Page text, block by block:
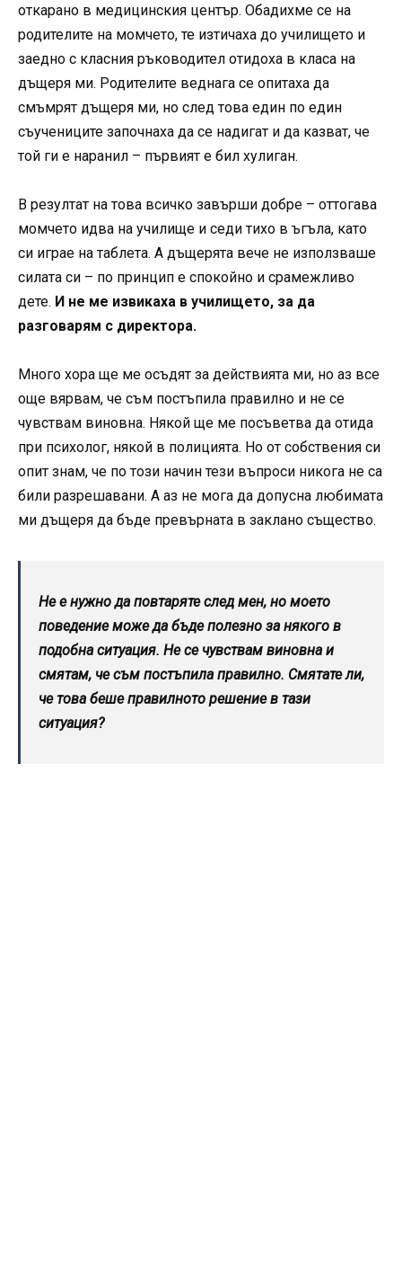
откарано в медицинския център. Обадихме се на
родителите на момчето, те изтичаха до училището и
заедно с класния ръководител отидоха в класа на
дъщеря ми. Родителите веднага се опитаха да
смъмрят дъщеря ми, но след това един по един
съучениците започнаха да се надигат и да казват, че
той ги е наранил – първият е бил хулиган.
В резултат на това всичко завърши добре – оттогава
момчето идва на училище и седи тихо в ъгъла, като
си играе на таблета. А дъщерята вече не използваше
силата си – по принцип е спокойно и срамежливо
дете. И не ме извикаха в училището, за да
разговарям с директора.
Много хора ще ме осъдят за действията ми, но аз все
още вярвам, че съм постъпила правилно и не се
чувствам виновна. Някой ще ме посъветва да отида
при психолог, някой в полицията. Но от собствения си
опит знам, че по този начин тези въпроси никога не са
били разрешавани. А аз не мога да допусна любимата
ми дъщеря да бъде превърната в заклано същество.
Не е нужно да повтаряте след мен, но моето
поведение може да бъде полезно за някого в
подобна ситуация. Не се чувствам виновна и
смятам, че съм постъпила правилно. Смятате ли,
че това беше правилното решение в тази
ситуация?